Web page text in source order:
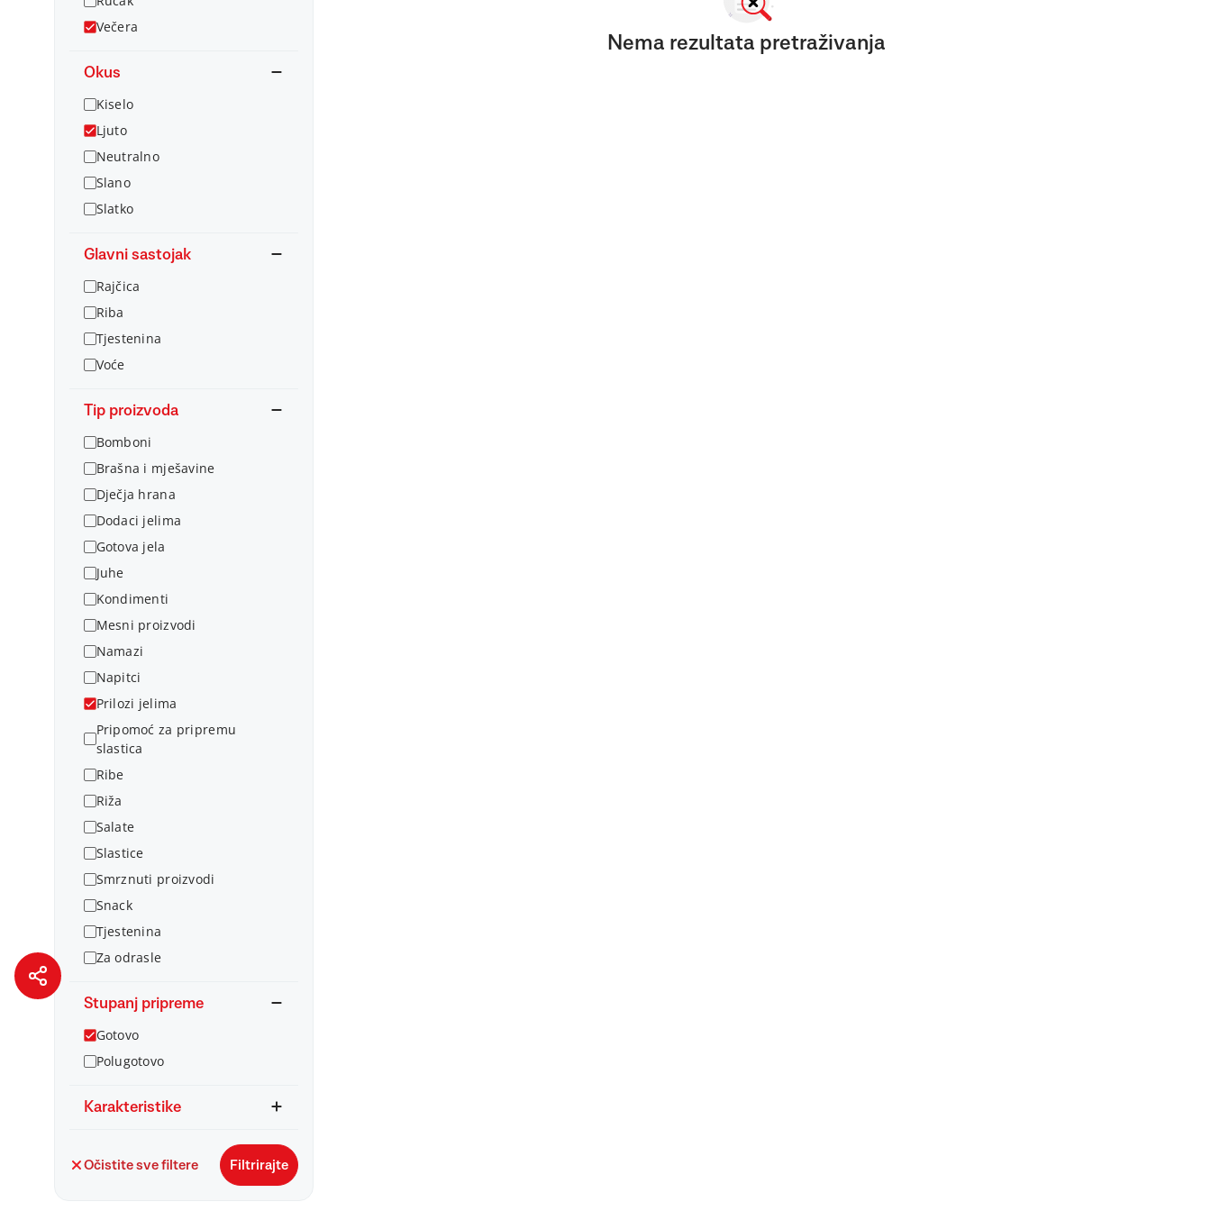
Večera
Okus
Kiselo
Ljuto
Neutralno
Slano
Slatko
Glavni sastojak
Rajčica
Riba
Tjestenina
Voće
Tip proizvoda
Bomboni
Brašna i mješavine
Dječja hrana
Dodaci jelima
Gotova jela
Juhe
Kondimenti
Mesni proizvodi
Namazi
Napitci
Prilozi jelima
Pripomoć za pripremu
slastica
Ribe
Riža
Salate
Slastice
Smrznuti proizvodi
Snack
Tjestenina
Za odrasle
Stupanj pripreme
Gotovo
Polugotovo
Karakteristike
Očistite sve filtere Filtrirajte
Nema rezultata pretraživanja